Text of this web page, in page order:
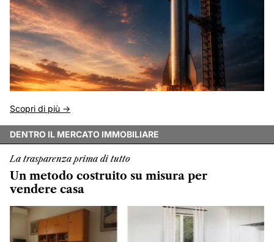
Scopri di più ->
DENTRO IL MERCATO IMMOBILIARE
La trasparenza prima di tutto
Un metodo costruito su misura per
vendere casa